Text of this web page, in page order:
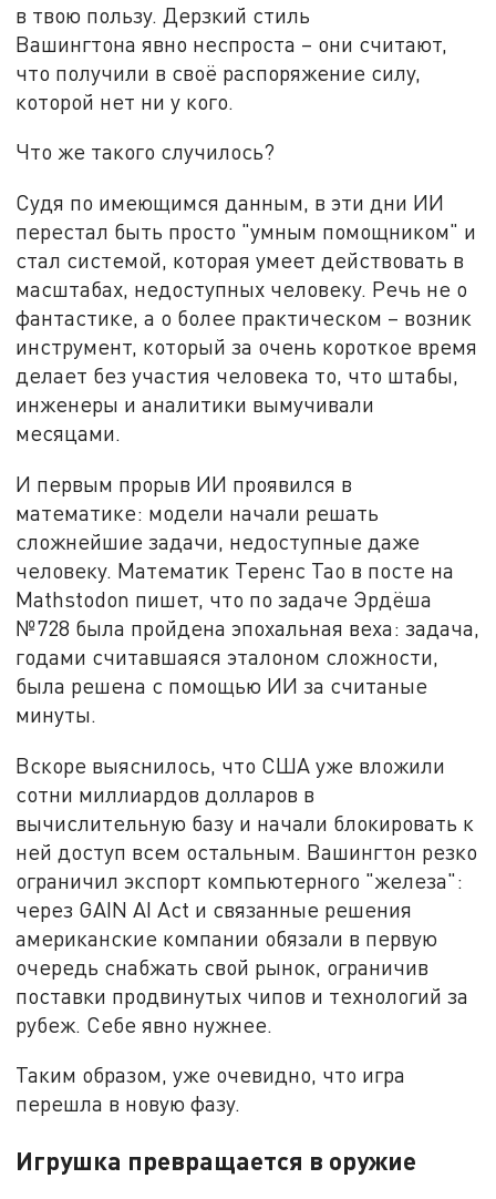
в твою пользу. Дерзкий стиль
Вашингтона явно неспроста – они считают,
что получили в своё распоряжение силу,
которой нет ни у кого.
Что же такого случилось?
Судя по имеющимся данным, в эти дни ИИ
перестал быть просто "умным помощником" и
стал системой, которая умеет действовать в
масштабах, недоступных человеку. Речь не о
фантастике, а о более практическом – возник
инструмент, который за очень короткое время
делает без участия человека то, что штабы,
инженеры и аналитики вымучивали
месяцами.
И первым прорыв ИИ проявился в
математике: модели начали решать
сложнейшие задачи, недоступные даже
человеку. Математик Теренс Тао в посте на
Mathstodon пишет, что по задаче Эрдёша
№728 была пройдена эпохальная веха: задача,
годами считавшаяся эталоном сложности,
была решена с помощью ИИ за считаные
минуты.
Вскоре выяснилось, что США уже вложили
сотни миллиардов долларов в
вычислительную базу и начали блокировать к
ней доступ всем остальным. Вашингтон резко
ограничил экспорт компьютерного "железа":
через GAIN AI Act и связанные решения
американские компании обязали в первую
очередь снабжать свой рынок, ограничив
поставки продвинутых чипов и технологий за
рубеж. Себе явно нужнее.
Таким образом, уже очевидно, что игра
перешла в новую фазу.
Игрушка превращается в оружие